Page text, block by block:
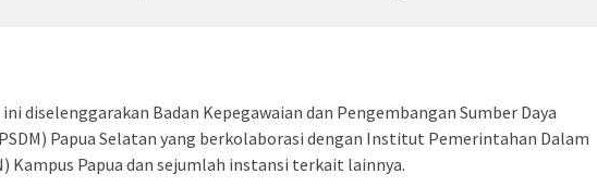
diselenggarakan Badan Kepegawaian dan Pengembangan Sumber Daya
Papua Selatan yang berkolaborasi dengan Institut Pemerintahan Dalam
Kampus Papua dan sejumlah instansi terkait lainnya.